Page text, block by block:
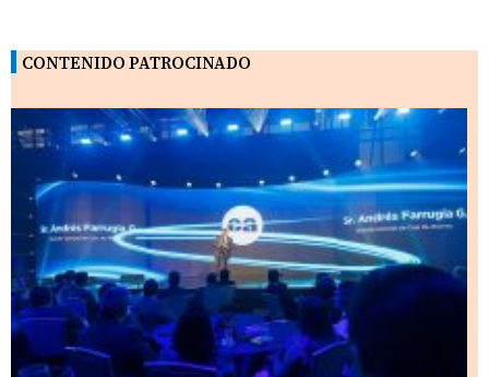
CONTENIDO PATROCINADO